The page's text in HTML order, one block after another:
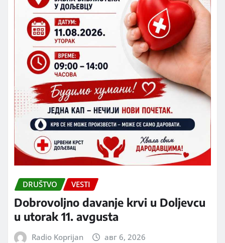
DRUŠTVO VESTI
Dobrovoljno davanje krvi u Doljevcu
u utorak 11. avgusta
Radio Koprijan авг 6, 2026